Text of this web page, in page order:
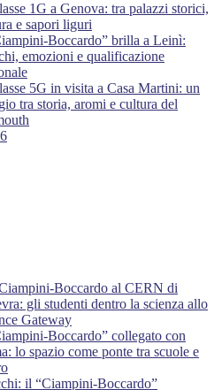
1G a Genova: tra palazzi storici,
e sapori liguri
Boccardo” brilla a Leinì:
emozioni e qualificazione
5G in visita a Casa Martini: un
tra storia, aromi e cultura del
Boccardo al CERN di
gli studenti dentro la scienza allo
Gateway
Boccardo” collegato con
lo spazio come ponte tra scuole e
il “Ciampini-Boccardo”